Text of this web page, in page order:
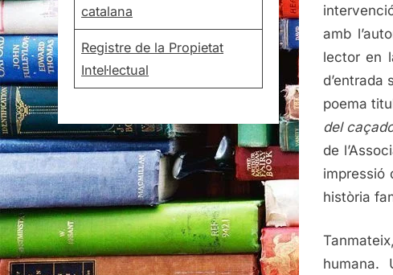
amb
lector en
d’entrada
poema
del
de
impressió
història
humana.
catalana
Registre de la Propietat
Intel·lectual